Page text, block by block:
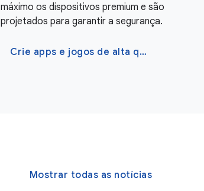
máximo os dispositivos premium e são
projetados para garantir a segurança.
Crie apps e jogos de alta qualidade
Mostrar todas as notícias